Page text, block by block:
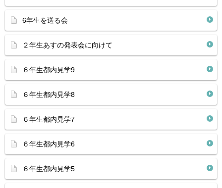
6年生を送る会
２年生あすの発表会に向けて
６年生都内見学9
６年生都内見学8
６年生都内見学7
６年生都内見学6
６年生都内見学5